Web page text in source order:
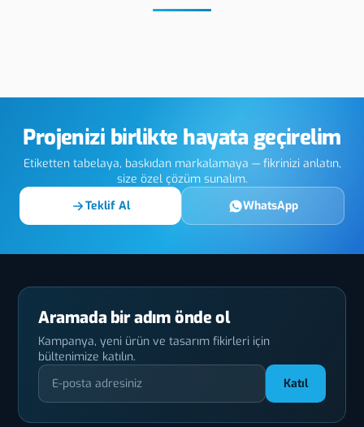
Projenizi birlikte hayata geçirelim
Etiketten tabelaya, baskıdan markalamaya — fikrinizi anlatın,
size özel çözüm sunalım.
Teklif Al
WhatsApp
Aramada bir adım önde ol
Kampanya, yeni ürün ve tasarım fikirleri için
bültenimize katılın.
Katıl